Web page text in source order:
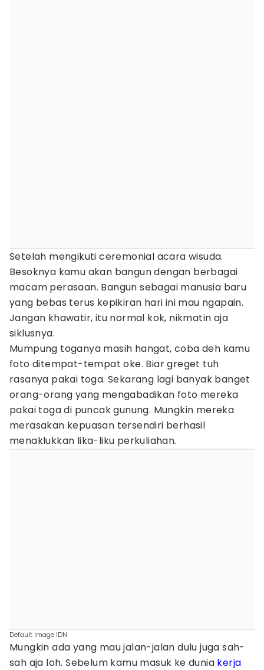
Setelah mengikuti ceremonial acara wisuda.
Besoknya kamu akan bangun dengan berbagai
macam perasaan. Bangun sebagai manusia baru
yang bebas terus kepikiran hari ini mau ngapain.
Jangan khawatir, itu normal kok, nikmatin aja
siklusnya.
Mumpung toganya masih hangat, coba deh kamu
foto ditempat-tempat oke. Biar greget tuh
rasanya pakai toga. Sekarang lagi banyak banget
orang-orang yang mengabadikan foto mereka
pakai toga di puncak gunung. Mungkin mereka
merasakan kepuasan tersendiri berhasil
menaklukkan lika-liku perkuliahan.
Default Image IDN
Mungkin ada yang mau jalan-jalan dulu juga sah-
sah aja loh. Sebelum kamu masuk ke dunia kerja